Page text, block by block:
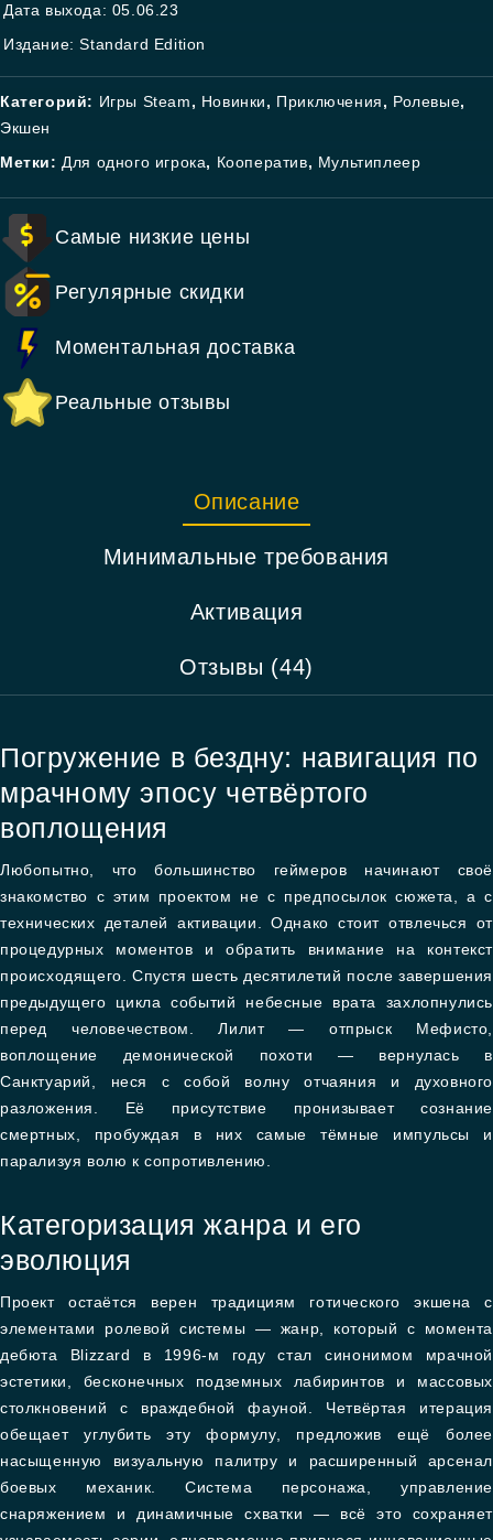
Дата выхода: 05.06.23
Издание: Standard Edition
Категорий: Игры Steam, Новинки, Приключения, Ролевые,
Экшен
Метки: Для одного игрока, Кооператив, Мультиплеер
Самые низкие цены
Регулярные скидки
Моментальная доставка
Реальные отзывы
Описание
Минимальные требования
Активация
Отзывы (44)
Погружение в бездну: навигация по
мрачному эпосу четвёртого
воплощения
Любопытно, что большинство геймеров начинают своё
знакомство с этим проектом не с предпосылок сюжета, а с
технических деталей активации. Однако стоит отвлечься от
процедурных моментов и обратить внимание на контекст
происходящего. Спустя шесть десятилетий после завершения
предыдущего цикла событий небесные врата захлопнулись
перед человечеством. Лилит — отпрыск Мефисто,
воплощение демонической похоти — вернулась в
Санктуарий, неся с собой волну отчаяния и духовного
разложения. Её присутствие пронизывает сознание
смертных, пробуждая в них самые тёмные импульсы и
парализуя волю к сопротивлению.
Категоризация жанра и его
эволюция
Проект остаётся верен традициям готического экшена с
элементами ролевой системы — жанр, который с момента
дебюта Blizzard в 1996-м году стал синонимом мрачной
эстетики, бесконечных подземных лабиринтов и массовых
столкновений с враждебной фауной. Четвёртая итерация
обещает углубить эту формулу, предложив ещё более
насыщенную визуальную палитру и расширенный арсенал
боевых механик. Система персонажа, управление
снаряжением и динамичные схватки — всё это сохраняет